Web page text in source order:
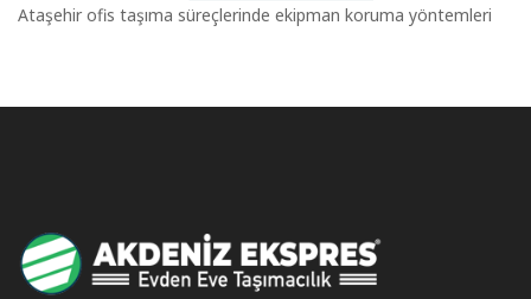
Ataşehir ofis taşıma süreçlerinde ekipman koruma yöntemleri